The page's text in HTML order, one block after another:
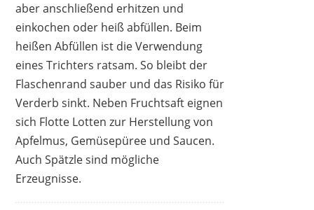
aber anschließend erhitzen und
einkochen oder heiß abfüllen. Beim
heißen Abfüllen ist die Verwendung
eines Trichters ratsam. So bleibt der
Flaschenrand sauber und das Risiko für
Verderb sinkt. Neben Fruchtsaft eignen
sich Flotte Lotten zur Herstellung von
Apfelmus, Gemüsepüree und Saucen.
Auch Spätzle sind mögliche
Erzeugnisse.